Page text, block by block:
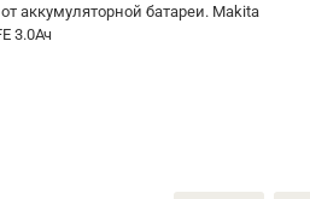
аккумуляторной батареи. Makita
3.0Ач